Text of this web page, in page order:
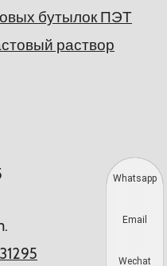
бутылок ПЭТ
раствор
Whatsapp
Email
Wechat